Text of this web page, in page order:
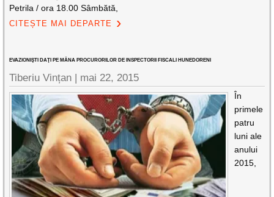
Petrila / ora 18.00 Sâmbătă,
CITEȘTE MAI DEPARTE
EVAZIONIŞTI DAŢI PE MÂNA PROCURORILOR DE INSPECTORII FISCALI HUNEDORENI
Tiberiu Vințan | mai 22, 2015
În
primele
patru
luni ale
anului
2015,